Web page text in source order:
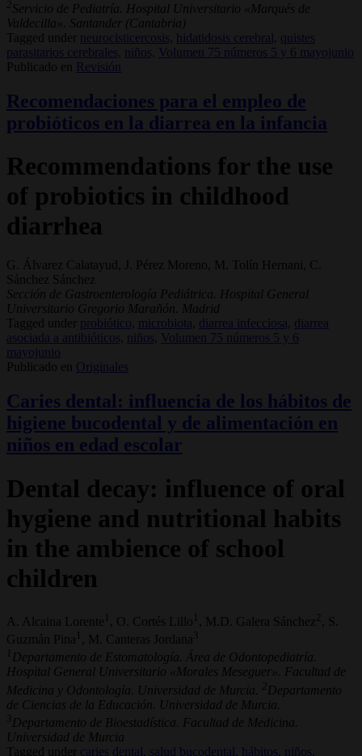
2 Servicio de Pediatría. Hospital Universitario «Marqués de
Valdecilla». Santander (Cantabria)
Tagged under
neurocisticercosis, hidatidosis cerebral,
quistes
parasitarios cerebrales,
niños,
Volumen 75 números 5 y 6 mayojunio
Publicado en
Revisión
Recomendaciones para el empleo de
probióticos en la diarrea en la infancia
Recommendations for the use
of probiotics in childhood
diarrhea
G. Álvarez Calatayud, J. Pérez Moreno, M. Tolín Hernani, C.
Sánchez Sánchez
Sección de Gastroenterología Pediátrica. Hospital General
Universitario Gregorio Marañón. Madrid
Tagged under
probiótico, microbiota, diarrea infecciosa, diarrea
asociada a antibióticos,
niños, Volumen 75 números 5 y 6
mayojunio
Publicado en Originales
Caries dental: influencia de los hábitos de
higiene bucodental y de alimentación en
niños en edad escolar
Dental decay: influence of oral
hygiene and nutritional habits
in the ambience of school
children
A. Alcaina Lorente 1 , O. Cortés Lillo 1 , M.D. Galera Sánchez
, S.
Guzmán Pina 1 , M. Canteras Jordana 3
1 Departamento de Estomatología. Área de Odontopediatría.
Hospital General Universitario «Morales Meseguer». Facultad de
Medicina y Odontología. Universidad de Murcia.
2 Departamento
de Ciencias de la Educación. Universidad de Murcia.
3 Departamento de Bioestadística. Facultad de Medicina.
Universidad de Murcia
Tagged under
caries dental, salud bucodental, hábitos,
niños,